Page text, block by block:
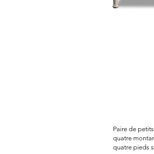
Paire de
quatre
quatre pieds